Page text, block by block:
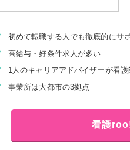
初めて転職する人でも徹底的にサ
高給与・好条件求人が多い
1人のキャリアアドバイザーが看
事業所は大都市の3拠点
看護